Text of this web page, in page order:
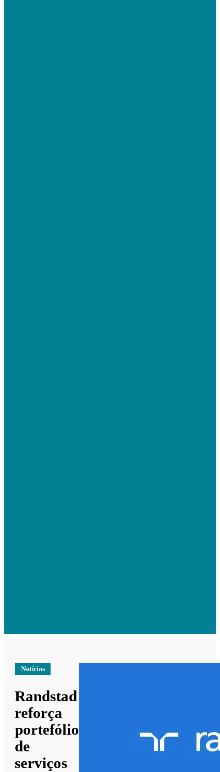
Notícias
Randstad
reforça
portefólio
de
serviços